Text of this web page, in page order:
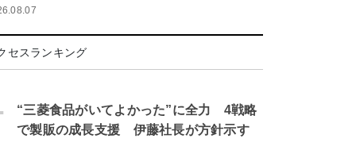
セスランキング
“三菱食品がいてよかった”に全力 4戦略
で製販の成長支援 伊藤社長が方針示す